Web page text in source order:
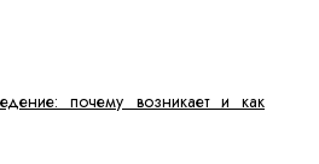
почему возникает и как